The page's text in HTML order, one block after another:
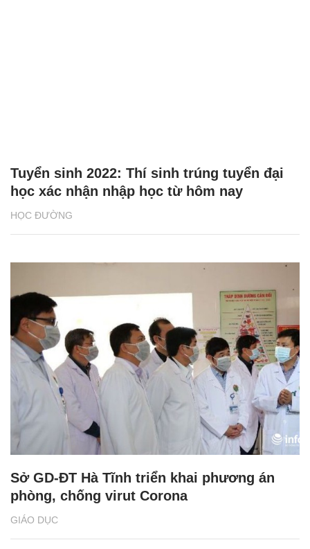
HỌC ĐƯỜNG
Tuyển sinh 2022: Thí sinh trúng tuyển đại
học xác nhận nhập học từ hôm nay
GIÁO DỤC
Sở GD-ĐT Hà Tĩnh triển khai phương án
phòng, chống virut Corona